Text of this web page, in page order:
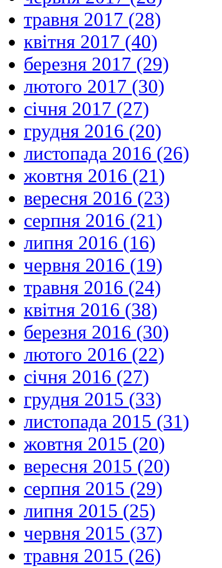
травня 2017 (28)
квітня 2017 (40)
березня 2017 (29)
лютого 2017 (30)
січня 2017 (27)
грудня 2016 (20)
листопада 2016 (26)
жовтня 2016 (21)
вересня 2016 (23)
серпня 2016 (21)
липня 2016 (16)
червня 2016 (19)
травня 2016 (24)
квітня 2016 (38)
березня 2016 (30)
лютого 2016 (22)
січня 2016 (27)
грудня 2015 (33)
листопада 2015 (31)
жовтня 2015 (20)
вересня 2015 (20)
серпня 2015 (29)
липня 2015 (25)
червня 2015 (37)
травня 2015 (26)